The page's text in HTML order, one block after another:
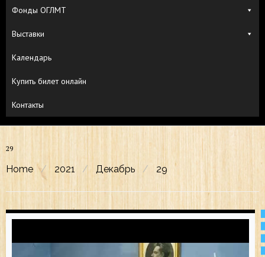
Фонды ОГЛМТ
Выставки
Календарь
Купить билет онлайн
Контакты
29
Home / 2021 / Декабрь / 29
День: